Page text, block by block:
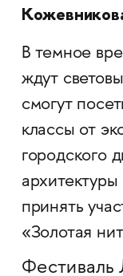
В темное
ждут
смогут
классы от
городского
принять
«Золотая
Фестиваль